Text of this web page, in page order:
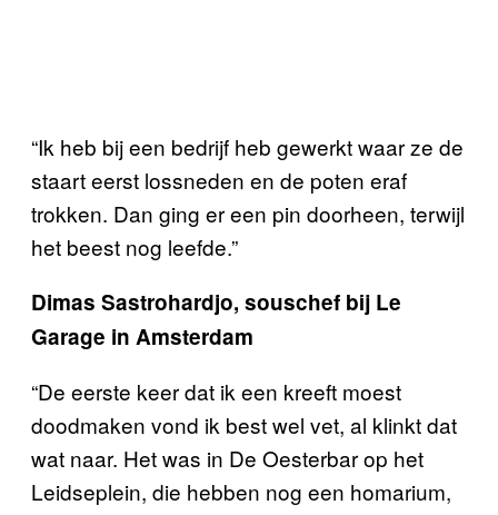
“Ik heb bij een bedrijf heb gewerkt waar ze de
staart eerst lossneden en de poten eraf
trokken. Dan ging er een pin doorheen, terwijl
het beest nog leefde.”
Dimas Sastrohardjo, souschef bij Le
Garage in Amsterdam
“De eerste keer dat ik een kreeft moest
doodmaken vond ik best wel vet, al klinkt dat
wat naar. Het was in De Oesterbar op het
Leidseplein, die hebben nog een homarium,